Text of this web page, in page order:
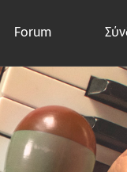
Forum